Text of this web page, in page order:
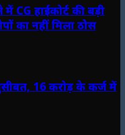
CG हाईकोर्ट की बड़ी
का नहीं मिला ठोस
16 करोड़ के कर्ज में